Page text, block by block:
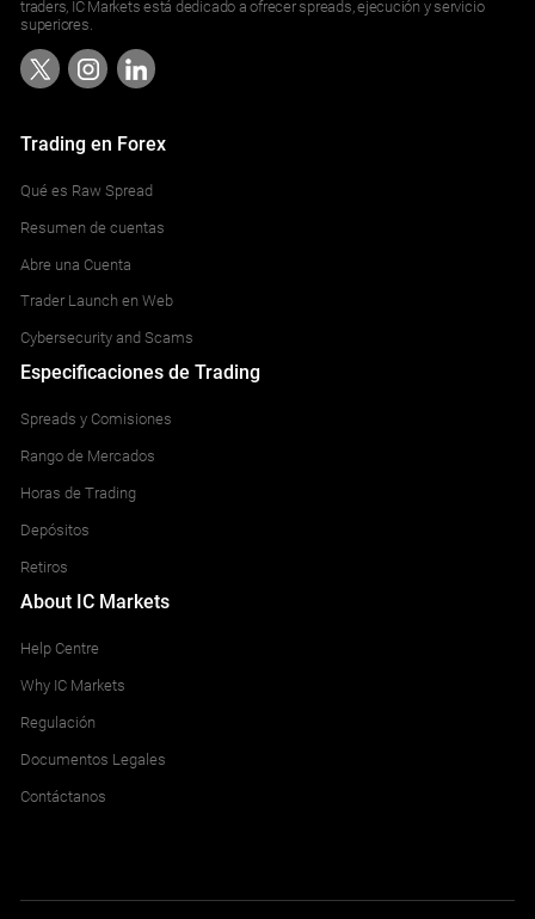
traders, IC Markets está dedicado a ofrecer spreads, ejecución y servicio
superiores.
Trading en Forex
Qué es Raw Spread
Resumen de cuentas
Abre una Cuenta
Trader Launch en Web
Cybersecurity and Scams
Especificaciones de Trading
Spreads y Comisiones
Rango de Mercados
Horas de Trading
Depósitos
Retiros
About IC Markets
Help Centre
Why IC Markets
Regulación
Documentos Legales
Contáctanos